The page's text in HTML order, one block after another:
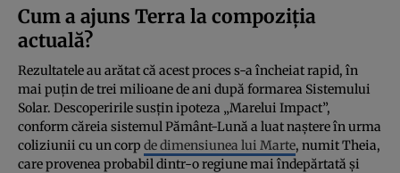
Cum a ajuns Terra la compoziția
actuală?
Rezultatele au arătat că acest proces s-a încheiat rapid, în
mai puțin de trei milioane de ani după formarea Sistemului
Solar. Descoperirile susțin ipoteza „Marelui Impact”,
conform căreia sistemul Pământ-Lună a luat naștere în urma
coliziunii cu un corp de dimensiunea lui Marte, numit Theia,
care provenea probabil dintr-o regiune mai îndepărtată și